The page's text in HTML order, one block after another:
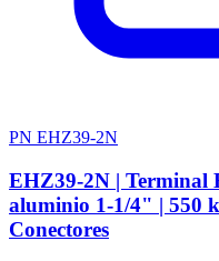
PN EHZ39-2N
EHZ39-2N | Terminal
aluminio 1-1/4" | 550
Conectores